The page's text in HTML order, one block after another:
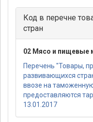
Код в перечне
стран
02 Мясо и пищевые
Перечень "Товары,
развивающихся
ввозе на
предоставляются
13.01.2017